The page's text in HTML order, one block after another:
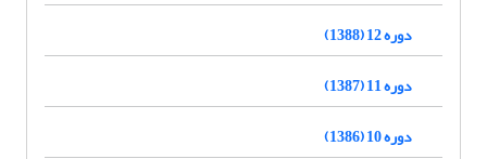
دوره 12 (1388)
دوره 11 (1387)
دوره 10 (1386)